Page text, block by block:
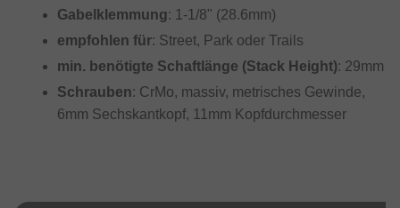
Gabelklemmung: 1-1/8" (28.6mm)
empfohlen für: Street, Park oder Trails
min. benötigte Schaftlänge (Stack Height): 29mm
Schrauben: CrMo, massiv, metrisches Gewinde,
6mm Sechskantkopf, 11mm Kopfdurchmesser